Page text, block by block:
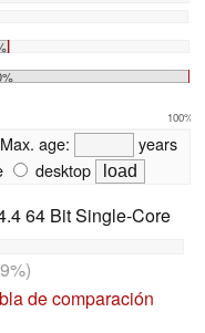
100%
Max. age:
years
desktop
64 Bit Single-Core
de comparación